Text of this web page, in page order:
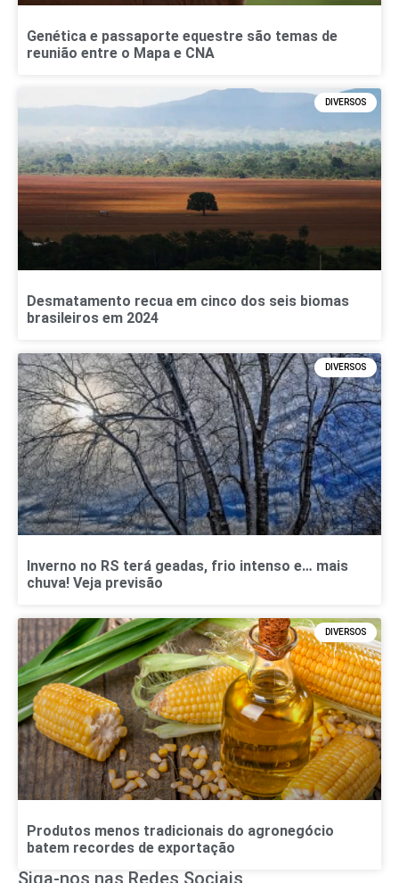
Genética e passaporte equestre são temas de
reunião entre o Mapa e CNA
DIVERSOS
Desmatamento recua em cinco dos seis biomas
brasileiros em 2024
DIVERSOS
Inverno no RS terá geadas, frio intenso e… mais
chuva! Veja previsão
DIVERSOS
Produtos menos tradicionais do agronegócio
batem recordes de exportação
Siga-nos nas Redes Sociais